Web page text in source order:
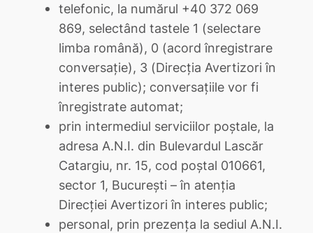
telefonic, la numărul +40 372 069
869, selectând tastele 1 (selectare
limba română), 0 (acord înregistrare
conversație), 3 (Direcția Avertizori în
interes public); conversațiile vor fi
înregistrate automat;
prin intermediul serviciilor poștale, la
adresa A.N.I. din Bulevardul Lascăr
Catargiu, nr. 15, cod poștal 010661,
sector 1, București – în atenția
Direcției Avertizori în interes public;
personal, prin prezența la sediul A.N.I.